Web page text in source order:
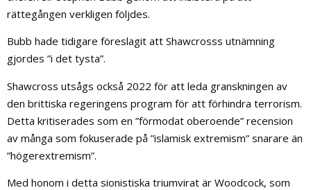
rättegången verkligen följdes.
Bubb hade tidigare föreslagit att Shawcrosss utnämning
gjordes ”i det tysta”.
Shawcross utsågs också 2022 för att leda granskningen av
den brittiska regeringens program för att förhindra terrorism.
Detta kritiserades som en ”förmodat oberoende” recension
av många som fokuserade på ”islamisk extremism” snarare än
”högerextremism”.
Med honom i detta sionistiska triumvirat är Woodcock, som